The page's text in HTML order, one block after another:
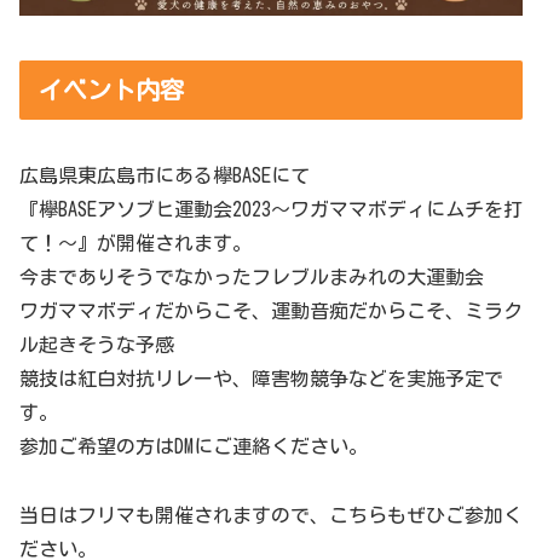
イベント内容
広島県東広島市にある欅BASEにて
『欅BASEアソブヒ運動会2023～ワガママボディにムチを打
て！～』が開催されます。
今までありそうでなかったフレブルまみれの大運動会
ワガママボディだからこそ、運動音痴だからこそ、ミラク
ル起きそうな予感
競技は紅白対抗リレーや、障害物競争などを実施予定で
す。
参加ご希望の方はDMにご連絡ください。
当日はフリマも開催されますので、こちらもぜひご参加く
ださい。